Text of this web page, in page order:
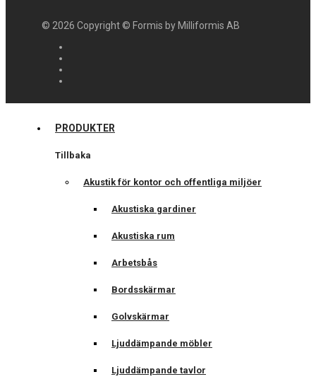
© 2026 Copyright © Formis by Milliformis AB
PRODUKTER
Tillbaka
Akustik för kontor och offentliga miljöer
Akustiska gardiner
Akustiska rum
Arbetsbås
Bordsskärmar
Golvskärmar
Ljuddämpande möbler
Ljuddämpande tavlor